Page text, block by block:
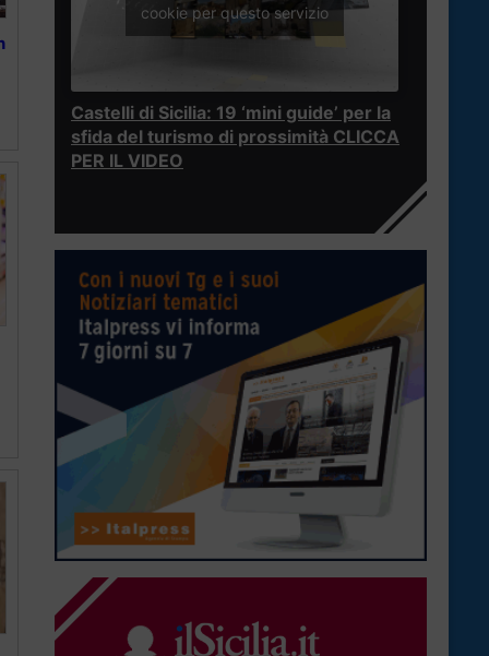
cookie per questo servizio
Castelli di Sicilia: 19 ‘mini guide’ per la
sfida del turismo di prossimità CLICCA
PER IL VIDEO